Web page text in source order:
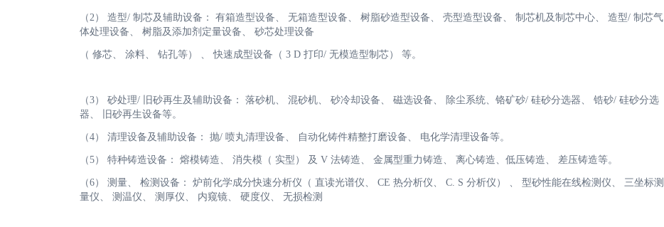
（2） 造型/ 制芯及辅助设备： 有箱造型设备、 无箱造型设备、 树脂砂造型设备、 壳型造型设备、 制芯机及制芯中心、 造型/ 制芯气
体处理设备、 树脂及添加剂定量设备、 砂芯处理设备
（ 修芯、 涂料、 钻孔等） 、 快速成型设备（ 3 D 打印/ 无模造型制芯） 等。
（3） 砂处理/ 旧砂再生及辅助设备： 落砂机、 混砂机、 砂冷却设备、 磁选设备、 除尘系统、铬矿砂/ 硅砂分选器、 锆砂/ 硅砂分选
器、 旧砂再生设备等。
（4） 清理设备及辅助设备： 抛/ 喷丸清理设备、 自动化铸件精整打磨设备、 电化学清理设备等。
（5） 特种铸造设备： 熔模铸造、 消失模（ 实型） 及 V 法铸造、 金属型重力铸造、 离心铸造、低压铸造、 差压铸造等。
（6） 测量、 检测设备： 炉前化学成分快速分析仪（ 直读光谱仪、 CE 热分析仪、 C. S 分析仪） 、 型砂性能在线检测仪、 三坐标测
量仪、 测温仪、 测厚仪、 内窥镜、 硬度仪、 无损检测